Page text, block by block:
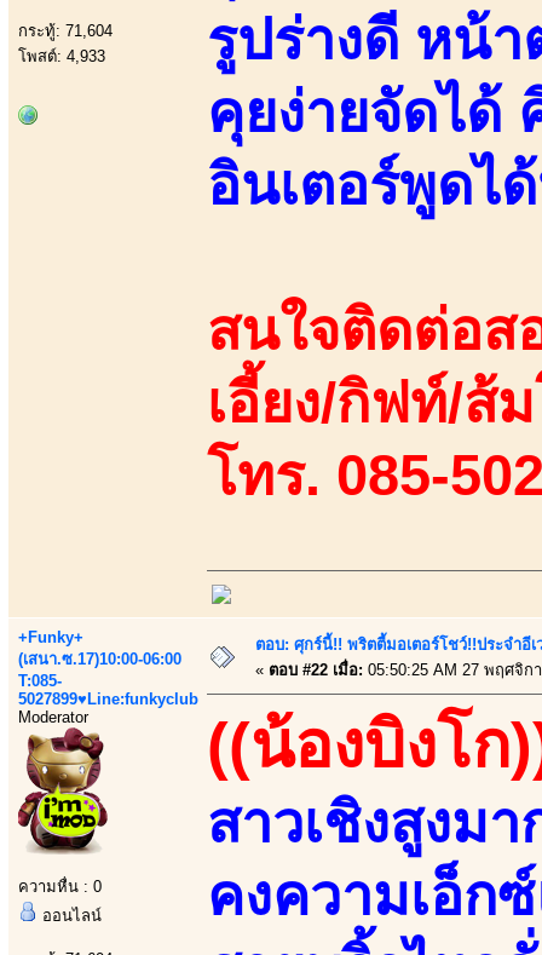
กระทู้: 71,604
โพสต์: 4,933
รูปร่างดี หน้
คุยง่ายจัดได้
อินเตอร์พูดไ
สนใจติดต่อส
เอี้ยง/กิฟท์/ส้
โทร. 085-
+Funky+
(เสนา.ซ.17)10:00-06:00
T:085-
5027899♥Line:funkyclub
Moderator
ความหื่น : 0
ออนไลน์
ตอบ: ศุกร์นี้!! พริตตี้มอเตอร์โชว์!!ประจำอี
« ตอบ #22 เมื่อ: 05:50:25 AM 27 พฤศจิก
((น้องบิงโก
สาวเชิงสูงม
คงความเอ็ก